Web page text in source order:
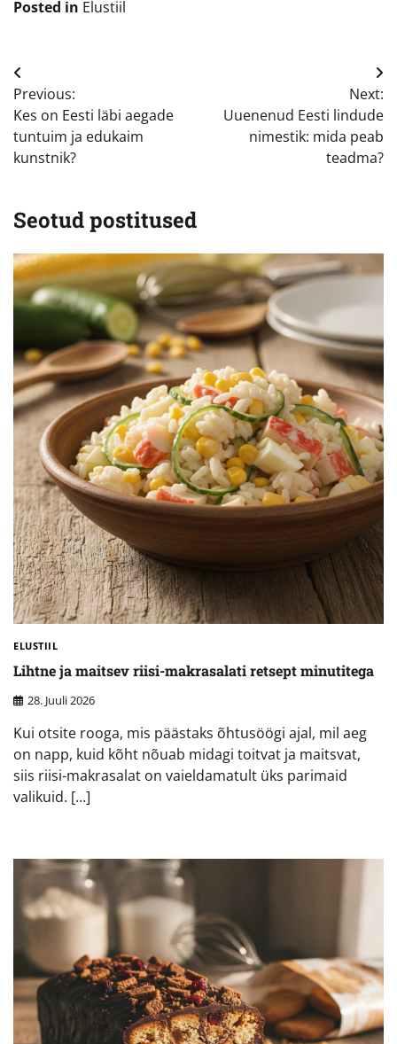
Posted in Elustiil
Navigeerimine
Previous:
Kes on Eesti läbi aegade
tuntuim ja edukaim
kunstnik?
Next:
Uuenenud Eesti lindude
nimestik: mida peab
teadma?
Seotud postitused
ELUSTIIL
Lihtne ja maitsev riisi-makrasalati retsept minutitega
28. Juuli 2026
Kui otsite rooga, mis päästaks õhtusöögi ajal, mil aeg
on napp, kuid kõht nõuab midagi toitvat ja maitsvat,
siis riisi-makrasalat on vaieldamatult üks parimaid
valikuid. […]